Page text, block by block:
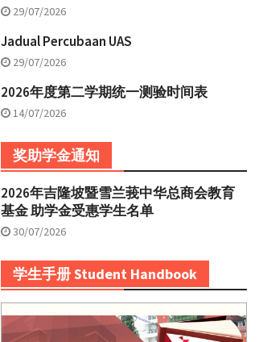
29/07/2026
Jadual Percubaan UAS
29/07/2026
2026年度第二学期统一测验时间表
14/07/2026
奖助学金通知
2026年吉隆坡暨雪兰莪中华总商会教育
基金 助学金受惠学生名单
30/07/2026
学生手册 Student Handbook